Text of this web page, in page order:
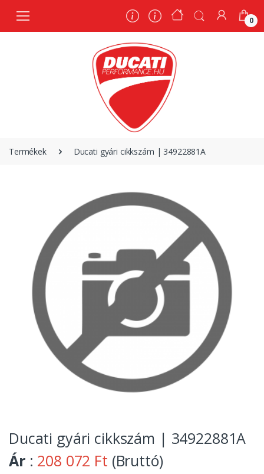
0
Termékek Ducati gyári cikkszám | 34922881A
Ducati gyári cikkszám | 34922881A
Ár : 208 072 Ft (Bruttó)
0